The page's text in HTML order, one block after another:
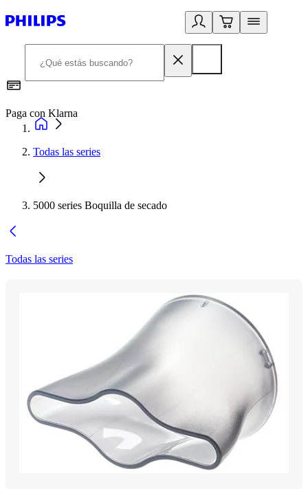
Paga con Klarna
Todas las series
5000 series Boquilla de secado
Todas las series